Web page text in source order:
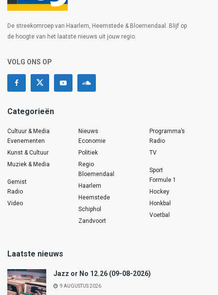
De streekomroep van Haarlem, Heemstede & Bloemendaal. Blijf op
de hoogte van het laatste nieuws uit jouw regio.
VOLG ONS OP
Categorieën
Cultuur & Media
Evenementen
Kunst & Cultuur
Muziek & Media
Gemist
Radio
Video
Nieuws
Economie
Politiek
Regio
Bloemendaal
Haarlem
Heemstede
Schiphol
Zandvoort
Programma’s
Radio
TV
Sport
Formule 1
Hockey
Honkbal
Voetbal
Laatste nieuws
Jazz or No 12.26 (09-08-2026)
9 AUGUSTUS 2026